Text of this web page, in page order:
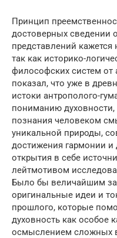
Принцип
достоверных сведении
представлений
так как историко-
философских систем от
показал, что уже в
истоки антрополого-
пониманию духовности,
познания человеком
уникальной природы,
достижения гармонии и
открытия в себе
лейтмотивом
Было бы величайшим
оригинальные идеи и
прошлого, которые
духовность как особое
осмыслением сложных